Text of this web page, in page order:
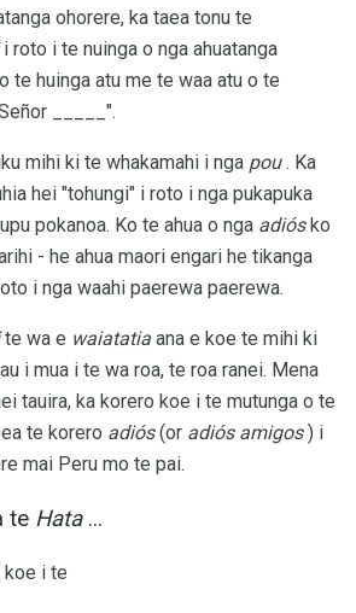
ohorere, ka taea tonu te
i roto i te nuinga o nga ahuatanga
te huinga atu me te waa atu o te
_____".
mihi ki te whakamahi i nga pou. Ka
hei "tohungi" i roto i nga pukapuka
pokanoa. Ko te ahua o nga adiósko
- he ahua maori engari he tikanga
i nga waahi paerewa paerewa.
te wa e waiatatia ana e koe te mihi ki
i mua i te wa roa, te roa ranei. Mena
tauira, ka korero koe i te mutunga o te
te korero adiós(or adiós amigos) i
mai Peru mo te pai.
te Hata...
koe i te